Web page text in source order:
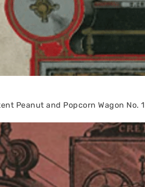
Peanut and Popcorn Wagon No. 1